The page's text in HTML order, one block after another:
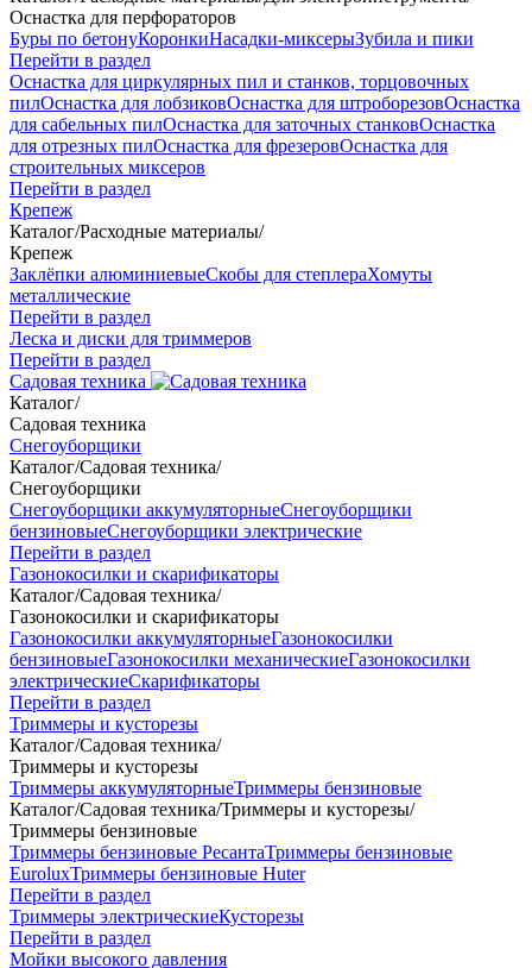
Оснастка для перфораторов
Буры по бетонуКоронкиНасадки-миксерыЗубила и пики
Перейти в раздел
Оснастка для циркулярных пил и станков, торцовочных
пилОснастка для лобзиковОснастка для штроборезовОснастка
для сабельных пилОснастка для заточных станковОснастка
для отрезных пилОснастка для фрезеровОснастка для
строительных миксеров
Перейти в раздел
Крепеж
Каталог/Расходные материалы/
Крепеж
Заклёпки алюминиевыеСкобы для степлераХомуты
металлические
Перейти в раздел
Леска и диски для триммеров
Перейти в раздел
Садовая техника
Каталог/
Садовая техника
Снегоуборщики
Каталог/Садовая техника/
Снегоуборщики
Снегоуборщики аккумуляторныеСнегоуборщики
бензиновыеСнегоуборщики электрические
Перейти в раздел
Газонокосилки и скарификаторы
Каталог/Садовая техника/
Газонокосилки и скарификаторы
Газонокосилки аккумуляторныеГазонокосилки
бензиновыеГазонокосилки механическиеГазонокосилки
электрическиеСкарификаторы
Перейти в раздел
Триммеры и кусторезы
Каталог/Садовая техника/
Триммеры и кусторезы
Триммеры аккумуляторныеТриммеры бензиновые
Каталог/Садовая техника/Триммеры и кусторезы/
Триммеры бензиновые
Триммеры бензиновые РесантаТриммеры бензиновые
EuroluxТриммеры бензиновые Huter
Перейти в раздел
Триммеры электрическиеКусторезы
Перейти в раздел
Мойки высокого давления